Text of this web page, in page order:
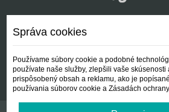
Správa cookies
Používame súbory cookie a podobné
používate naše služby, zlepšili vaše skúsenosti
prispôsobený obsah a reklamu, ako je
používania súborov cookie a Zásadách